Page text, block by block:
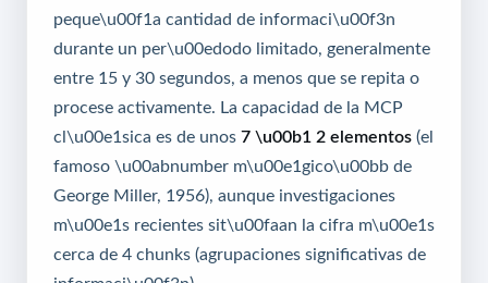
peque\u00f1a cantidad de informaci\u00f3n
durante un per\u00edodo limitado, generalmente
entre 15 y 30 segundos, a menos que se repita o
procese activamente. La capacidad de la MCP
cl\u00e1sica es de unos 7 \u00b1 2 elementos (el
famoso \u00abnumber m\u00e1gico\u00bb de
George Miller, 1956), aunque investigaciones
m\u00e1s recientes sit\u00faan la cifra m\u00e1s
cerca de 4 chunks (agrupaciones significativas de